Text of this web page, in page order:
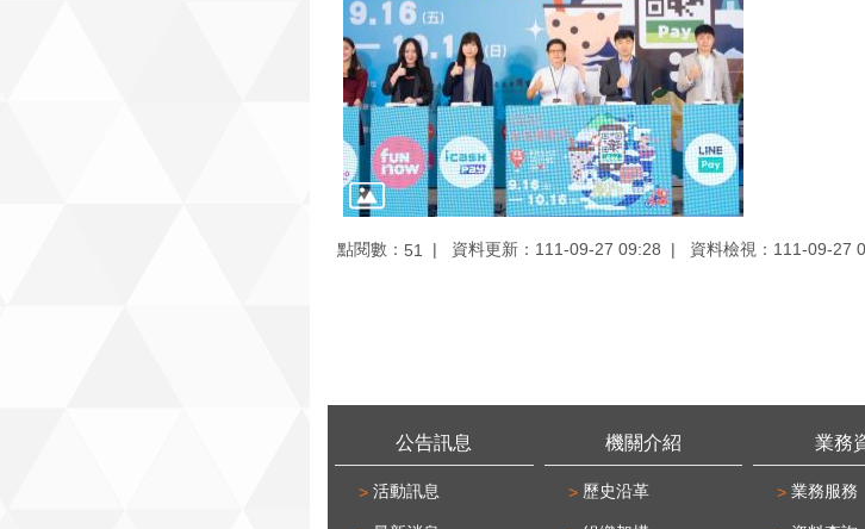
點閱數： 51 資料更新：111-09-27 09:28 資料檢視：111-09-27
公告訊息
活動訊息
機關介紹
歷史沿革
業務
業務服務